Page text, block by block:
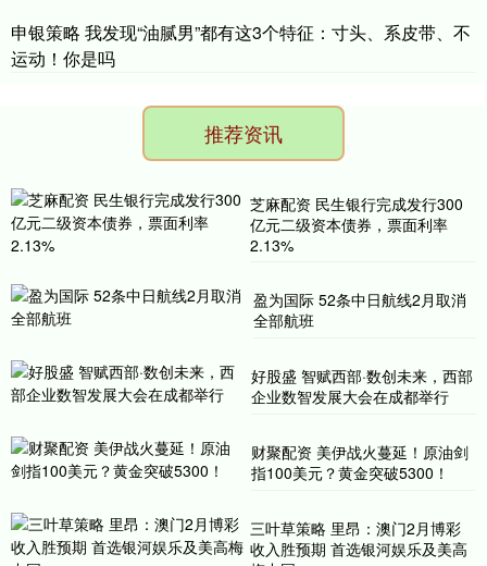
申银策略 我发现“油腻男”都有这3个特征：寸头、系皮带、不
运动！你是吗
推荐资讯
芝麻配资 民生银行完成发行300
亿元二级资本债券，票面利率
2.13%
盈为国际 52条中日航线2月取消
全部航班
好股盛 智赋西部·数创未来，西部
企业数智发展大会在成都举行
财聚配资 美伊战火蔓延！原油剑
指100美元？黄金突破5300！
三叶草策略 里昂：澳门2月博彩
收入胜预期 首选银河娱乐及美高